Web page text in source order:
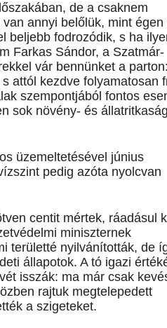
de a csaknem
annyi belőlük, mint égen
beljebb fodrozódik, s ha
Farkas Sándor, a Szatmár-
vár bennünket a
attól kezdve folyamatosan
szempontjából fontos
sok növény- és
üzemeltetésével június
pedig azóta nyolcvan
centit mértek, ráadásul
miniszternek
területté nyilvánították, de
állapotok. A tó igazi
isszák: ma már csak
rajtuk megtelepedett
a szigeteket.